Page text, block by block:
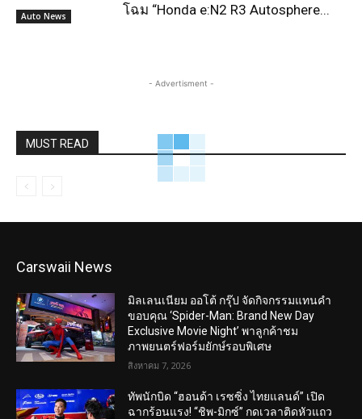
Auto News
โฉม “Honda e:N2 R3 Autosphere...
- Advertisment -
MUST READ
Carswaii News
มิลเลนเนียม ออโต้ กรุ๊ป จัดกิจกรรมแทนคำ
ขอบคุณ ‘Spider-Man: Brand New Day
Exclusive Movie Night’ พาลูกค้าชม
ภาพยนตร์ฟอร์มยักษ์รอบพิเศษ
สิงหาคม 7, 2026
ทัพนักบิด “ฮอนด้า เรซซิ่ง ไทยแลนด์” เปิด
ฉากร้อนแรง! “ชิพ-มิกซ์” กดเวลาติดหัวแถว